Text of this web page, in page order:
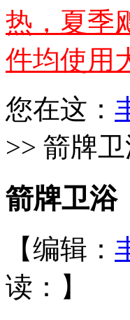
热，夏季
件均使用
您在这：
>> 箭牌
箭牌卫浴
【编辑：
读： 】